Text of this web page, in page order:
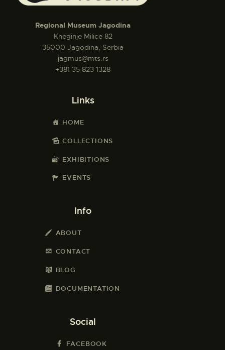
Regional Museum Jagodina
Kneginje Milice 82
35000 Jagodina, Serbia
jagmus@mts.rs
+381 35 823 1328
Links
HOME
COLLECTIONS
EXHIBITIONS
EVENTS
Info
ABOUT
CONTACT
BLOG
DOCUMENTATION
Social
FACEBOOK